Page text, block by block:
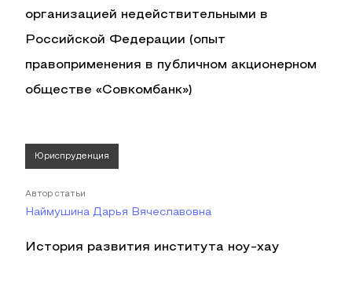
организацией недействительными в
Российской Федерации (опыт
правоприменения в публичном акционерном
обществе «Совкомбанк»)
Юриспруденция
Автор статьи
Наймушина Дарья Вячеславовна
История развития института ноу-хау